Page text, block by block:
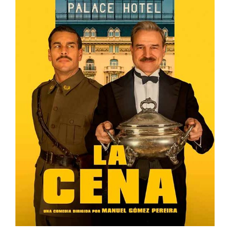
La Cena (ACTUALIDAD)
Muestra de Cine Español 2026